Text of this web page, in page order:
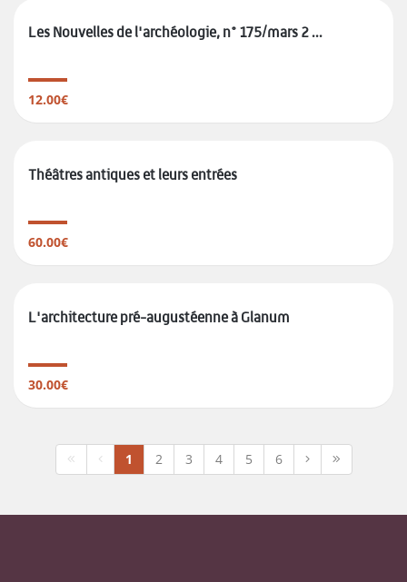
Les Nouvelles de l'archéologie, n° 175/mars 2 ...
12.00€
Théâtres antiques et leurs entrées
60.00€
L'architecture pré-augustéenne à Glanum
30.00€
1 2 3 4 5 6